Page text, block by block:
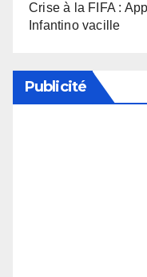
Crise à la FIFA :
Infantino vacille
Publicité